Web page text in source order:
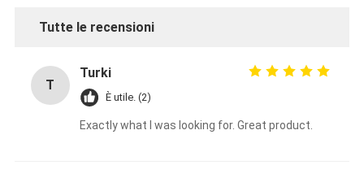
Tutte le recensioni
T
Turki
È utile. (2)
Exactly what I was looking for. Great product.